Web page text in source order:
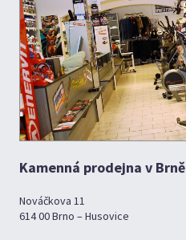
Kamenná prodejna v Brně
Nováčkova 11
614 00 Brno – Husovice